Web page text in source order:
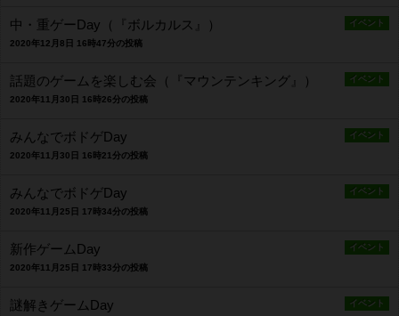
イベント
中・重ゲーDay（『ボルカルス』）
2020年12月8日 16時47分の投稿
イベント
話題のゲームを楽しむ会（『マウンテンキング』）
2020年11月30日 16時26分の投稿
イベント
みんなでボドゲDay
2020年11月30日 16時21分の投稿
イベント
みんなでボドゲDay
2020年11月25日 17時34分の投稿
イベント
新作ゲームDay
2020年11月25日 17時33分の投稿
イベント
謎解きゲームDay